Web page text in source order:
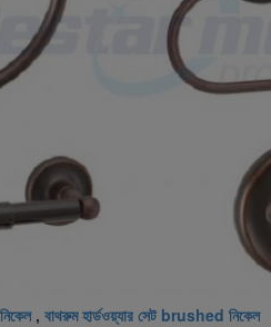
, বাথরুম হার্ডওয়্যার সেট brushed নিকেল